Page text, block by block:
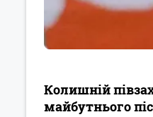
Колишній
майбутнього